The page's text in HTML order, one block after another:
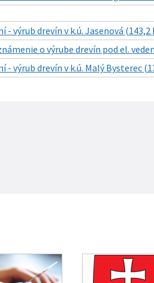
výrub drevín v k.ú. Jasenová (143,2
o výrube drevín pod el.
výrub drevín v k.ú. Malý Bysterec